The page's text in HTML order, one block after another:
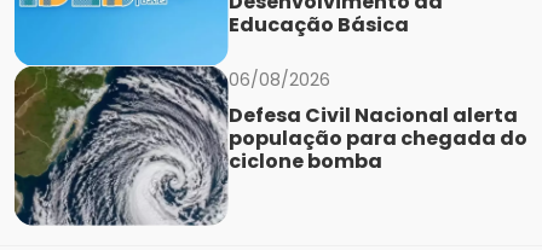
Educação Básica
06/08/2026
Defesa Civil Nacional alerta
população para chegada do
ciclone bomba